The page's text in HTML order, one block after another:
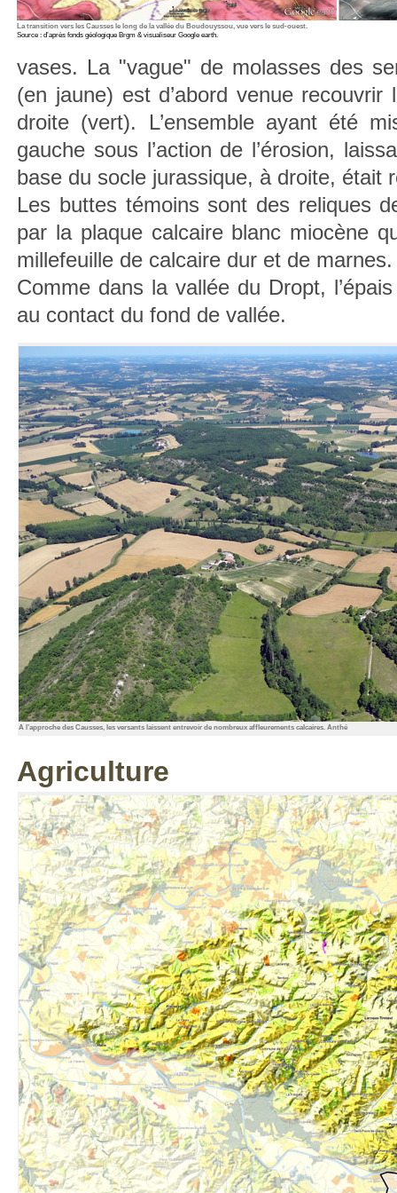
La transition vers les Causses le long de la vallée du Boudouyssou, vue vers le sud-ouest.
Source : d’après fonds géologique Brgm & visualiseur Google earth.
vases. La "vague" de molasses des
(en jaune) est d’abord venue
droite (vert). L’ensemble ayant été
gauche sous l’action de l’érosion,
base du socle jurassique, à droite, était
Les buttes témoins sont des reliques
par la plaque calcaire blanc miocène
millefeuille de calcaire dur et de marnes.
Comme dans la vallée du Dropt,
au contact du fond de vallée.
A l’approche des Causses, les versants laissent entrevoir de nombreux affleurements calcaires. Anthé
Agriculture